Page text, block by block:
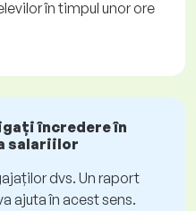
în timpul unor ore
încredere în
salariilor
dvs. Un raport
ajuta în acest sens.